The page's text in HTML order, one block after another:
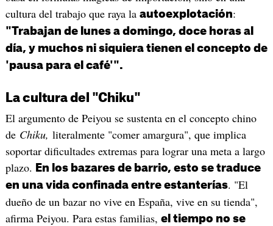
cultura del trabajo que raya la autoexplotación:
"Trabajan de lunes a domingo, doce horas al
día, y muchos ni siquiera tienen el concepto de
'pausa para el café'".
La cultura del "Chiku"
El argumento de Peiyou se sustenta en el concepto chino
de Chiku, literalmente "comer amargura", que implica
soportar dificultades extremas para lograr una meta a largo
plazo.
En los bazares de barrio, esto se traduce
en una vida confinada entre estanterías. "El
dueño de un bazar no vive en España, vive en su tienda",
afirma Peiyou. Para estas familias, el tiempo no se